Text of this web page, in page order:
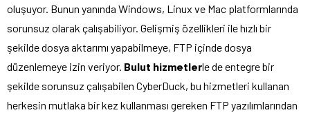
oluşuyor. Bunun yanında Windows, Linux ve Mac platformlarında
sorunsuz olarak çalışabiliyor. Gelişmiş özellikleri ile hızlı bir
şekilde dosya aktarımı yapabilmeye, FTP içinde dosya
düzenlemeye izin veriyor. Bulut hizmetlerle de entegre bir
şekilde sorunsuz çalışabilen CyberDuck, bu hizmetleri kullanan
herkesin mutlaka bir kez kullanması gereken FTP yazılımlarından